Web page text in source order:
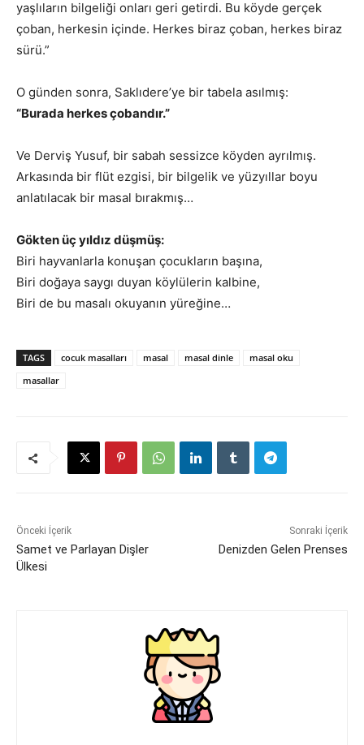
yaşlıların bilgeliği onları geri getirdi. Bu köyde gerçek
çoban, herkesin içinde. Herkes biraz çoban, herkes biraz
sürü.”
O günden sonra, Saklıdere’ye bir tabela asılmış:
“Burada herkes çobandır.”
Ve Derviş Yusuf, bir sabah sessizce köyden ayrılmış.
Arkasında bir flüt ezgisi, bir bilgelik ve yüzyıllar boyu
anlatılacak bir masal bırakmış…
Gökten üç yıldız düşmüş:
Biri hayvanlarla konuşan çocukların başına,
Biri doğaya saygı duyan köylülerin kalbine,
Biri de bu masalı okuyanın yüreğine…
TAGS cocuk masalları masal masal dinle
masal oku
masallar
Önceki İçerik
Samet ve Parlayan Dişler
Ülkesi
Sonraki İçerik
Denizden Gelen Prenses